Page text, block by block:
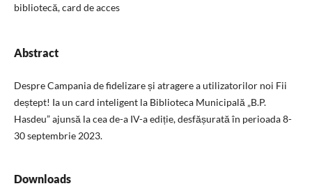
bibliotecă, card de acces
Abstract
Despre Campania de fidelizare și atragere a utilizatorilor noi Fii
deștept! Ia un card inteligent la Biblioteca Municipală „B.P.
Hasdeu” ajunsă la cea de-a IV-a ediție, desfășurată în perioada 8-
30 septembrie 2023.
Downloads